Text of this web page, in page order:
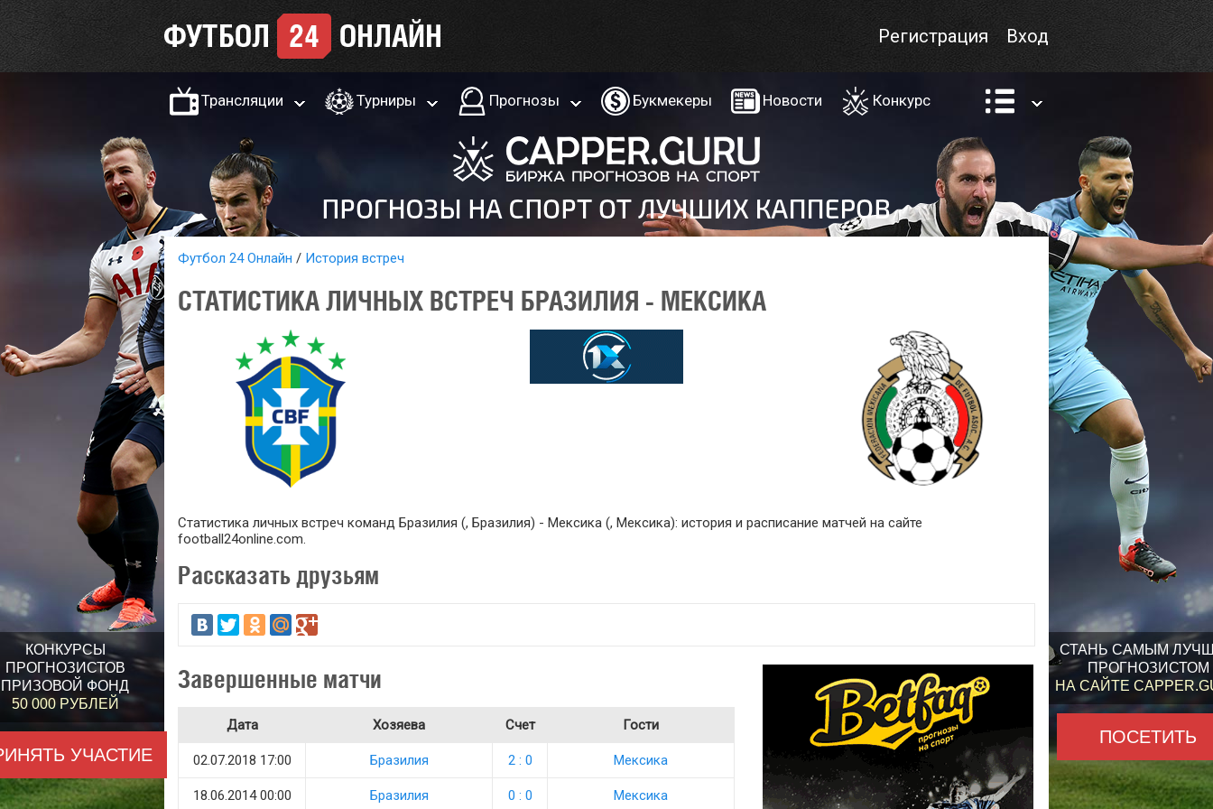
КОНКУРСЫ
ПРОГНОЗИСТОВ
ПРИЗОВОЙ ФОНД
50 000 РУБЛЕЙ
УЧАСТИЕ
СТАНЬ САМЫМ
ПРОГНОЗИСТОМ
НА САЙТЕ
ПОСЕТИТЬ
Вход
Регистрация
Трансляции Турниры Прогнозы Букмекеры Новости Конкурс
Футбол 24 Онлайн История встреч
СТАТИСТИКА ЛИЧНЫХ ВСТРЕЧ БРАЗИЛИЯ - МЕКСИКА
Статистика личных встреч команд Бразилия (, Бразилия) - Мексика (, Мексика): история и расписание матчей на сайте
football24online.com.
Рассказать друзьям
Завершенные матчи
Дата Хозяева Счет Гости
02.07.2018 17:00 Бразилия 2 : 0 Мексика
18.06.2014 00:00 Бразилия 0 : 0 Мексика